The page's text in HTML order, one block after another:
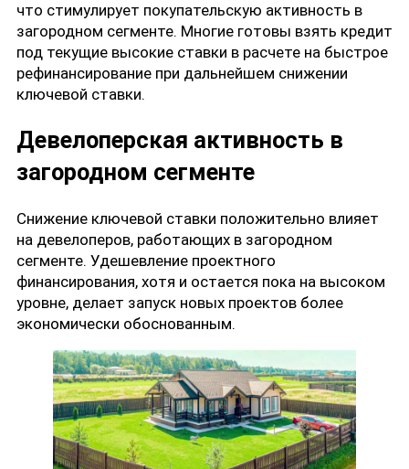
что стимулирует покупательскую активность в
загородном сегменте. Многие готовы взять кредит
под текущие высокие ставки в расчете на быстрое
рефинансирование при дальнейшем снижении
ключевой ставки.
Девелоперская активность в
загородном сегменте
Снижение ключевой ставки положительно влияет
на девелоперов, работающих в загородном
сегменте. Удешевление проектного
финансирования, хотя и остается пока на высоком
уровне, делает запуск новых проектов более
экономически обоснованным.